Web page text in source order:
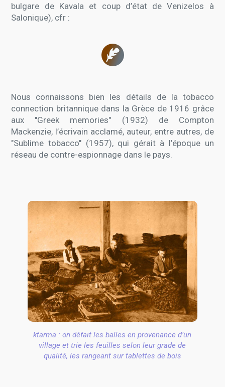
bulgare de Kavala et coup d’état de Venizelos à
Salonique), cfr :
Nous connaissons bien les détails de la tobacco
connection britannique dans la Grèce de 1916 grâce
aux "Greek memories" (1932) de Compton
Mackenzie, l’écrivain acclamé, auteur, entre autres, de
"Sublime tobacco" (1957), qui gérait à l’époque un
réseau de contre-espionnage dans le pays.
ktarma : on défait les balles en provenance d’un
village et trie les feuilles selon leur grade de
qualité, les rangeant sur tablettes de bois